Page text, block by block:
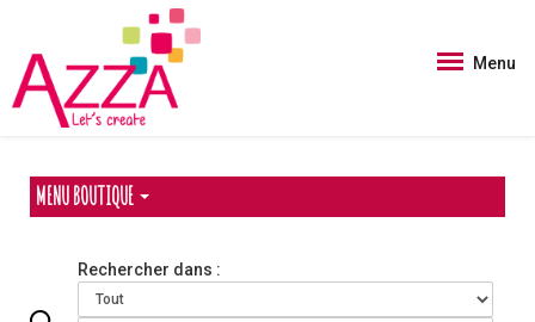
Menu
MENU BOUTIQUE
Rechercher dans :
Panneau de gestion des cookies